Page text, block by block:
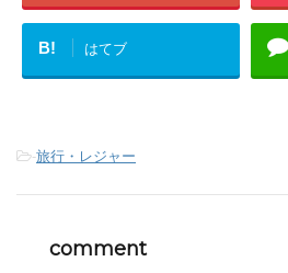
B! はてブ
-旅行・レジャー
comment